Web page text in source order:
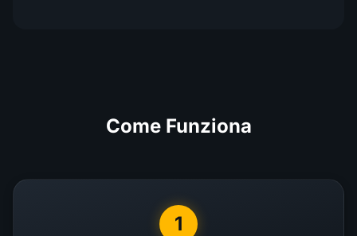
Come Funziona
1